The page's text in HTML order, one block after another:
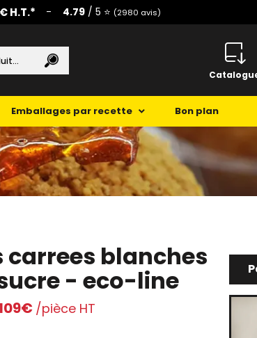
H.T.* - 4.79 / 5 ⭐️ (2980 avis)
Emballages par recette Bon plan
carrees blanches
- eco-line
/pièce HT